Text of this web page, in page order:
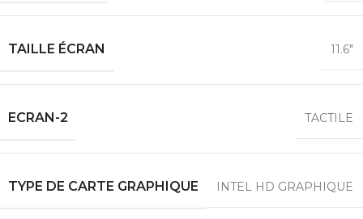
TAILLE ÉCRAN 11.6″
ECRAN-2 TACTILE
TYPE DE CARTE GRAPHIQUE INTEL HD GRAPHIQUE